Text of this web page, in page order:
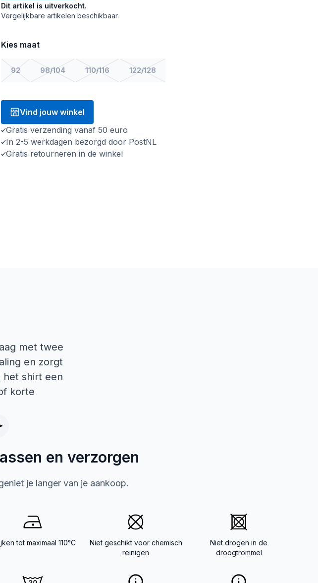
Dit artikel is uitverkocht.
Vergelijkbare artikelen beschikbaar.
Kies maat
92 98/104 110/116 122/128
Vind jouw winkel
Gratis verzending vanaf 50 euro
In 2-5 werkdagen bezorgd door PostNL
Gratis retourneren in de winkel
met twee
en zorgt
het shirt een
korte
en verzorgen
je langer van je aankoop.
tot maximaal 110°C
Niet geschikt voor chemisch
reinigen
Niet drogen in de
droogtrommel